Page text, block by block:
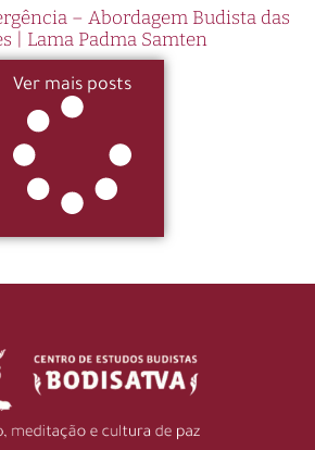
– Abordagem Budista das
| Lama Padma Samten
Ver mais posts